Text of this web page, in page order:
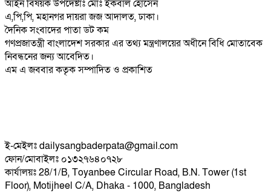
আইন বিষয়ক উপদেষ্টাঃ মোঃ ইকবাল হোসেন
এ,পি,পি, মহানগর দায়রা জজ আদালত, ঢাকা।
দৈনিক সংবাদের পাতা ডট কম
গণপ্রজাতন্ত্রী বাংলাদেশ সরকার এর তথ্য মন্ত্রণালয়ের অধীনে বিধি মোতাবেক
নিবন্ধনের জন্য আবেদিত।
এম এ জববার কতৃক সম্পাদিত ও প্রকাশিত
ই-মেইলঃ dailysangbaderpata@gmail.com
ফোন/মোবাইলঃ ০১৩২৭৬৪০৭২৮
কার্যালয়ঃ 28/1/B, Toyanbee Circular Road, B.N. Tower (1st
Floor), Motijheel C/A, Dhaka - 1000, Bangladesh